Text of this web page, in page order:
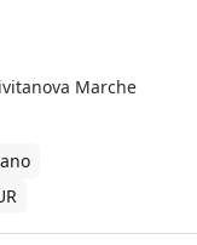
Marche